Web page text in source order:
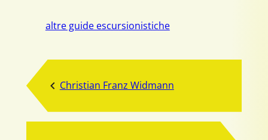
Christian Franz Widmann
altre guide escursionistiche